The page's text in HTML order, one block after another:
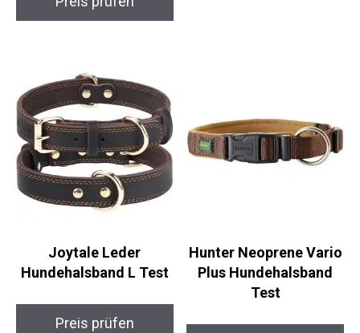
Joytale Leder
Hundehalsband L Test
Preis prüfen
Hunter Neoprene Vario
Plus Hundehalsband
Test